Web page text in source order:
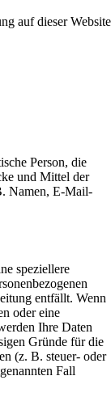
auf dieser Website
Person, die
und Mittel der
Namen, E-Mail-
speziellere
entfällt. Wenn
oder eine
Ihre Daten
Gründe für die
(z. B. steuer- oder
Fall